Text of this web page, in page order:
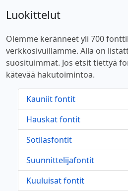
Luokittelut
Olemme keränneet yli 700
verkkosivuillamme. Alla on
suosituimmat. Jos etsit tiettyä
kätevää hakutoimintoa.
Kauniit fontit
Hauskat fontit
Sotilasfontit
Suunnittelijafontit
Kuuluisat fontit